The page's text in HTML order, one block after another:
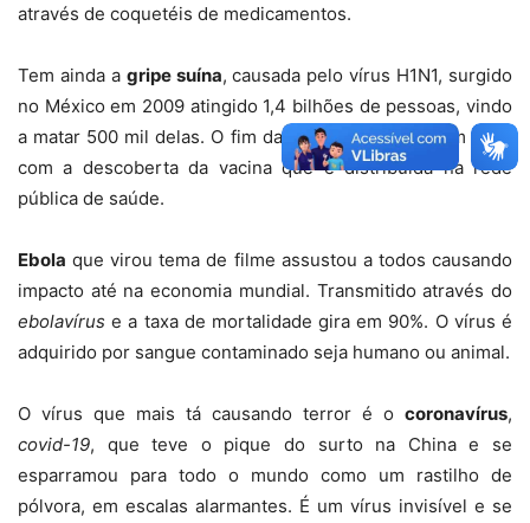
através de coquetéis de medicamentos.
Tem ainda a gripe suína, causada pelo vírus H1N1, surgido
no México em 2009 atingido 1,4 bilhões de pessoas, vindo
a matar 500 mil delas. O fim da pandemia se deu em 2010
com a descoberta da vacina que é distribuída na rede
pública de saúde.
Ebola que virou tema de filme assustou a todos causando
impacto até na economia mundial. Transmitido através do
ebolavírus e a taxa de mortalidade gira em 90%. O vírus é
adquirido por sangue contaminado seja humano ou animal.
O vírus que mais tá causando terror é o coronavírus,
covid-19, que teve o pique do surto na China e se
esparramou para todo o mundo como um rastilho de
pólvora, em escalas alarmantes. É um vírus invisível e se